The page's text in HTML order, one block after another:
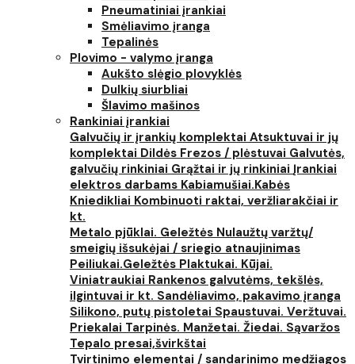
Pneumatiniai įrankiai
Smėliavimo įranga
Tepalinės
Plovimo - valymo įranga
Aukšto slėgio plovyklės
Dulkių siurbliai
Šlavimo mašinos
Rankiniai įrankiai
Galvučių ir įrankių komplektai Atsuktuvai ir jų
komplektai Dildės Frezos / plėstuvai Galvutės,
galvučių rinkiniai Grąžtai ir jų rinkiniai Įrankiai
elektros darbams Kabiamušiai.Kabės
Kniedikliai Kombinuoti raktai, veržliarakčiai ir
kt.
Metalo pjūklai. Geležtės Nulaužtų varžtų/
smeigių išsukėjai / sriegio atnaujinimas
Peiliukai.Geležtės Plaktukai. Kūjai.
Viniatraukiai Rankenos galvutėms, tekšlės,
ilgintuvai ir kt. Sandėliavimo, pakavimo įranga
Silikono, putų pistoletai Spaustuvai. Veržtuvai.
Priekalai Tarpinės. Manžetai. Žiedai. Sąvaržos
Tepalo presai,švirkštai
Tvirtinimo elementai / sandarinimo medžiagos